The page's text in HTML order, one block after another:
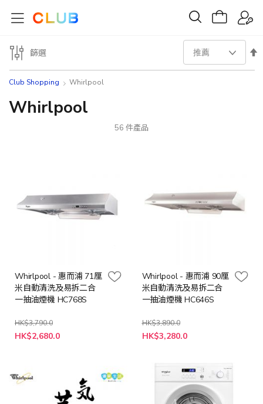
Club Shopping Whirlpool
Whirlpool
56 件產品
設
Whirlpool - 惠而浦 71厘
米自動清洗及易拆二合
一抽油煙機 HC768S
HK$3,790.0
特
殊
HK$2,680.0
Whirlpool - 惠而浦 90厘
米自動清洗及易拆二合
一抽油煙機 HC646S
HK$3,890.0
特
殊
HK$3,280.0
篩選